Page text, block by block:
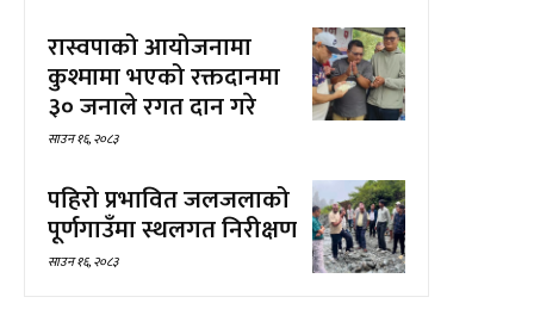
रास्वपाको आयोजनामा
कुश्मामा भएको रक्तदानमा
३० जनाले रगत दान गरे
साउन १६, २०८३
पहिरो प्रभावित जलजलाको
पूर्णगाउँमा स्थलगत निरीक्षण
साउन १६, २०८३